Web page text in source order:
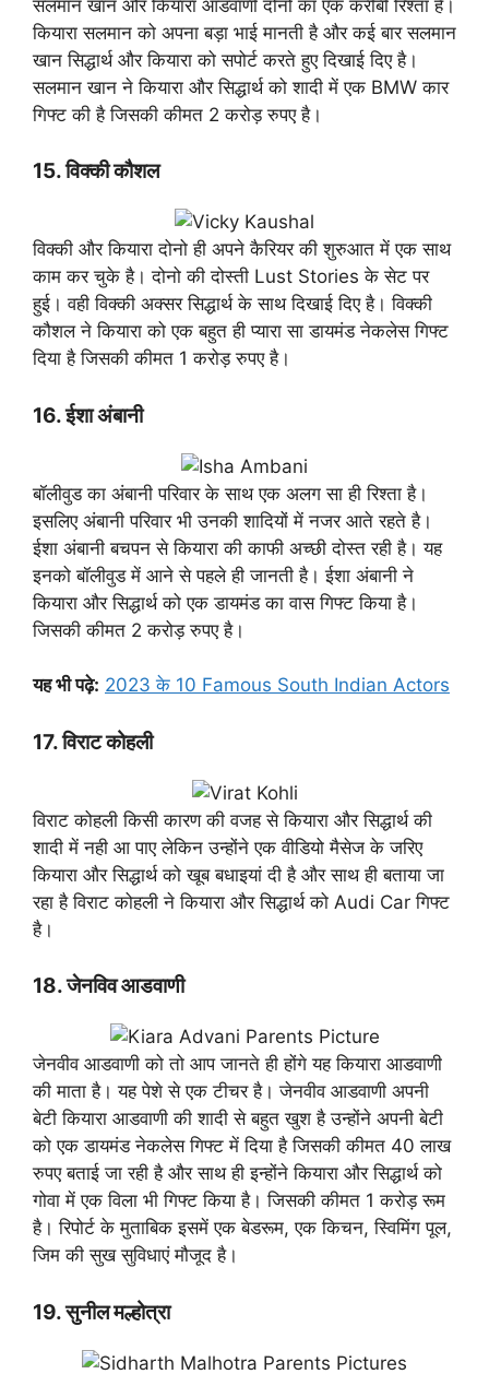
सलमान खान और कियारा आडवाणी दोनो का एक करीबी रिश्ता है।
कियारा सलमान को अपना बड़ा भाई मानती है और कई बार सलमान
खान सिद्धार्थ और कियारा को सपोर्ट करते हुए दिखाई दिए है।
सलमान खान ने कियारा और सिद्धार्थ को शादी में एक BMW कार
गिफ्ट की है जिसकी कीमत 2 करोड़ रुपए है।
15. विक्की कौशल
विक्की और कियारा दोनो ही अपने कैरियर की शुरुआत में एक साथ
काम कर चुके है। दोनो की दोस्ती Lust Stories के सेट पर
हुई। वही विक्की अक्सर सिद्धार्थ के साथ दिखाई दिए है। विक्की
कौशल ने कियारा को एक बहुत ही प्यारा सा डायमंड नेकलेस गिफ्ट
दिया है जिसकी कीमत 1 करोड़ रुपए है।
16. ईशा अंबानी
बॉलीवुड का अंबानी परिवार के साथ एक अलग सा ही रिश्ता है।
इसलिए अंबानी परिवार भी उनकी शादियों में नजर आते रहते है।
ईशा अंबानी बचपन से कियारा की काफी अच्छी दोस्त रही है। यह
इनको बॉलीवुड में आने से पहले ही जानती है। ईशा अंबानी ने
कियारा और सिद्धार्थ को एक डायमंड का वास गिफ्ट किया है।
जिसकी कीमत 2 करोड़ रुपए है।
यह भी पढ़े: 2023 के 10 Famous South Indian Actors
17. विराट कोहली
विराट कोहली किसी कारण की वजह से कियारा और सिद्धार्थ की
शादी में नही आ पाए लेकिन उन्होंने एक वीडियो मैसेज के जरिए
कियारा और सिद्धार्थ को खूब बधाइयां दी है और साथ ही बताया जा
रहा है विराट कोहली ने कियारा और सिद्धार्थ को Audi Car गिफ्ट
है।
18. जेनविव आडवाणी
जेनवीव आडवाणी को तो आप जानते ही होंगे यह कियारा आडवाणी
की माता है। यह पेशे से एक टीचर है। जेनवीव आडवाणी अपनी
बेटी कियारा आडवाणी की शादी से बहुत खुश है उन्होंने अपनी बेटी
को एक डायमंड नेकलेस गिफ्ट में दिया है जिसकी कीमत 40 लाख
रुपए बताई जा रही है और साथ ही इन्होंने कियारा और सिद्धार्थ को
गोवा में एक विला भी गिफ्ट किया है। जिसकी कीमत 1 करोड़ रूम
है। रिपोर्ट के मुताबिक इसमें एक बेडरूम, एक किचन, स्विमिंग पूल,
जिम की सुख सुविधाएं मौजूद है।
19. सुनील मल्होत्रा